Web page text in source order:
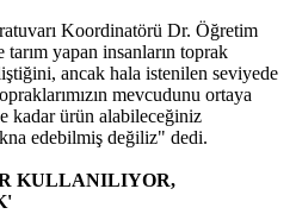
Koordinatörü Dr. Öğretim
yapan insanların toprak
ancak hala istenilen seviyede
mevcudunu ortaya
kadar ürün alabileceğiniz
edebilmiş değiliz" dedi.
KULLANILIYOR,